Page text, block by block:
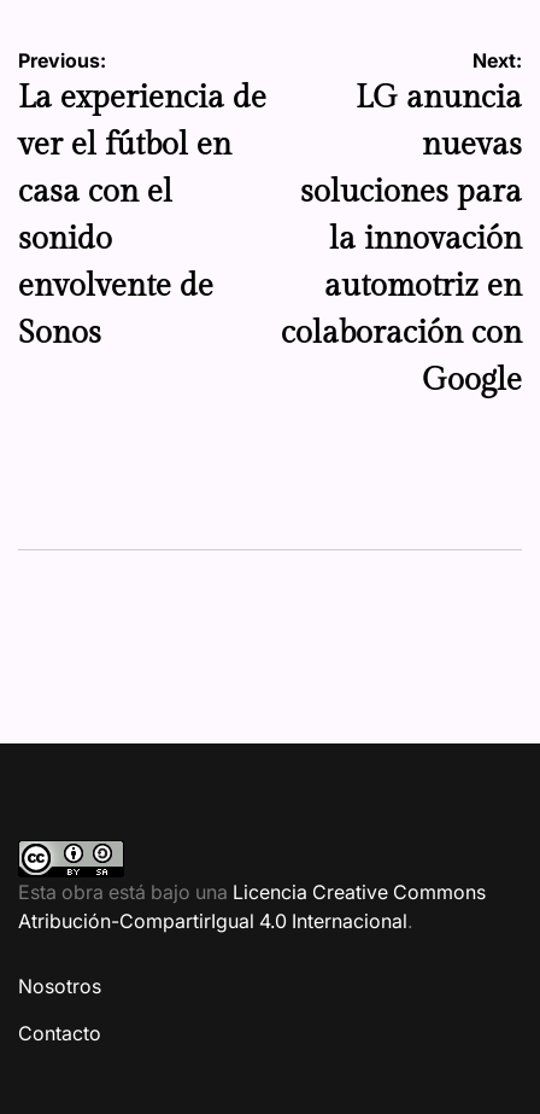
Navegación
de
entradas
Previous:
La experiencia de
ver el fútbol en
casa con el
sonido
envolvente de
Sonos
Next:
LG anuncia
nuevas
soluciones para
la innovación
automotriz en
colaboración con
Google
Esta obra está bajo una Licencia Creative Commons
Atribución-CompartirIgual 4.0 Internacional.
Nosotros
Contacto